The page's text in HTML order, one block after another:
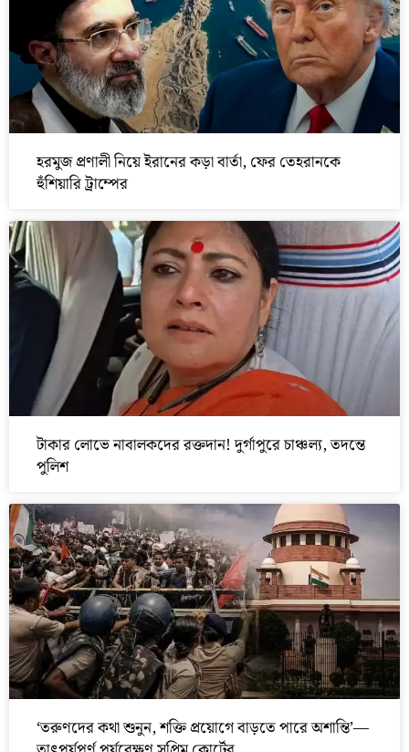
হরমুজ প্রণালী নিয়ে ইরানের কড়া বার্তা, ফের তেহরানকে
হুঁশিয়ারি ট্রাম্পের
টাকার লোভে নাবালকদের রক্তদান! দুর্গাপুরে চাঞ্চল্য, তদন্তে
পুলিশ
‘তরুণদের কথা শুনুন, শক্তি প্রয়োগে বাড়তে পারে অশান্তি’—